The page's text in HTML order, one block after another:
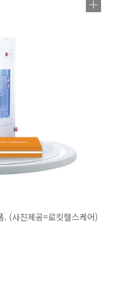
(사진제공=로킷헬스케어)